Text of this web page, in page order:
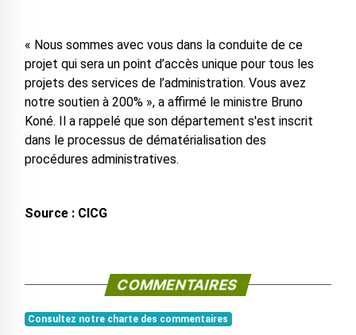
« Nous sommes avec vous dans la conduite de ce
projet qui sera un point d’accès unique pour tous les
projets des services de l’administration. Vous avez
notre soutien à 200% », a affirmé le ministre Bruno
Koné. Il a rappelé que son département s'est inscrit
dans le processus de dématérialisation des
procédures administratives.
Source : CICG
COMMENTAIRES
Consultez notre charte des commentaires